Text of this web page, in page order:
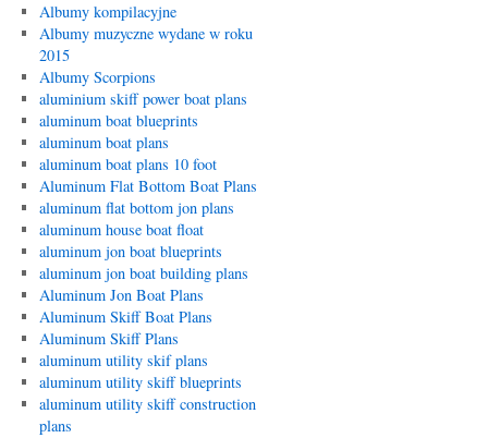
Albumy kompilacyjne
Albumy muzyczne wydane w roku
2015
Albumy Scorpions
aluminium skiff power boat plans
aluminum boat blueprints
aluminum boat plans
aluminum boat plans 10 foot
Aluminum Flat Bottom Boat Plans
aluminum flat bottom jon plans
aluminum house boat float
aluminum jon boat blueprints
aluminum jon boat building plans
Aluminum Jon Boat Plans
Aluminum Skiff Boat Plans
Aluminum Skiff Plans
aluminum utility skif plans
aluminum utility skiff blueprints
aluminum utility skiff construction
plans